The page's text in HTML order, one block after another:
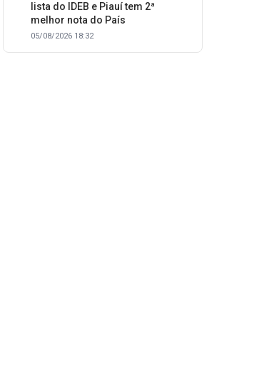
lista do IDEB e Piauí tem 2ª
melhor nota do País
05/08/2026 18:32